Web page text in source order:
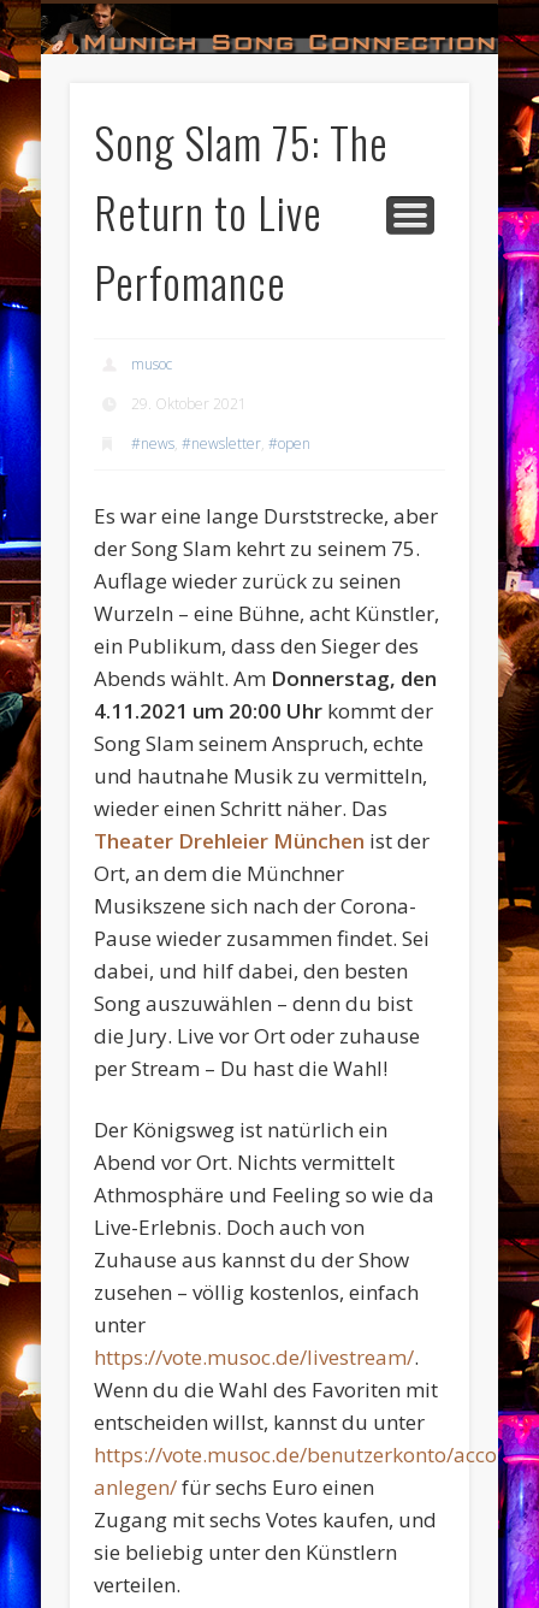
Song Slam 75: The
Return to Live
Perfomance
musoc
29. Oktober 2021
#news,#newsletter,#open
Es war eine lange Durststrecke, aber
der Song Slam kehrt zu seinem 75.
Auflage wieder zurück zu seinen
Wurzeln – eine Bühne, acht Künstler,
ein Publikum, dass den Sieger des
Abends wählt. Am Donnerstag, den
4.11.2021 um 20:00 Uhr kommt der
Song Slam seinem Anspruch, echte
und hautnahe Musik zu vermitteln,
wieder einen Schritt näher. Das
Theater Drehleier München ist der
Ort, an dem die Münchner
Musikszene sich nach der Corona-
Pause wieder zusammen findet.Sei
dabei, und hilf dabei, den besten
Song auszuwählen – denn du bist
die Jury. Live vor Ort oder zuhause
per Stream – Du hast die Wahl!
Der Königsweg ist natürlich ein
Abend vor Ort. Nichts vermittelt
Athmosphäre und Feeling so wie da
Live-Erlebnis. Doch auch von
Zuhause aus kannst du der Show
zusehen – völlig kostenlos, einfach
unter
https://vote.musoc.de/livestream/.
Wenn du die Wahl des Favoriten mit
entscheiden willst, kannst du unter
https://vote.musoc.de/benutzerkonto/account-
anlegen/für sechs Euro einen
Zugang mit sechs Votes kaufen, und
sie beliebig unter den Künstlern
verteilen.